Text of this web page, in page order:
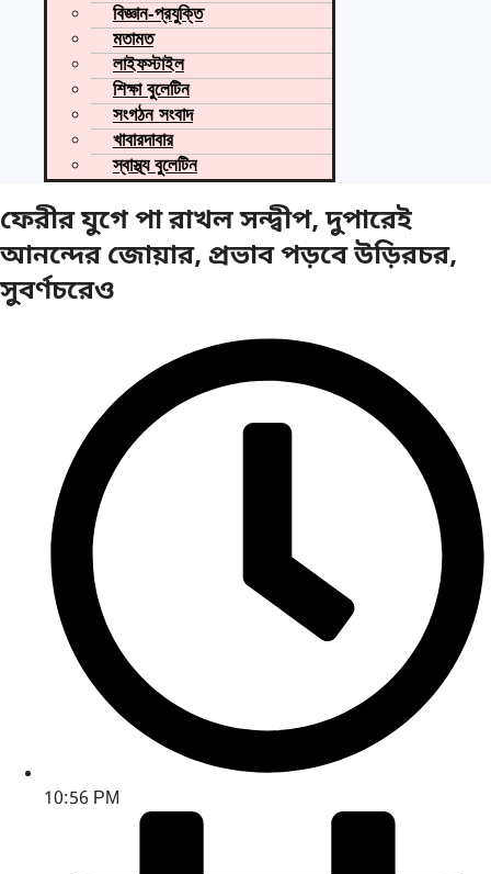
বিজ্ঞান-প্রযুক্তি
মতামত
লাইফস্টাইল
শিক্ষা বুলেটিন
সংগঠন সংবাদ
খাবারদাবার
স্বাস্থ্য বুলেটিন
ফেরীর যুগে পা রাখল সন্দ্বীপ, দুপারেই
আনন্দের জোয়ার, প্রভাব পড়বে উড়িরচর,
সুবর্ণচরেও
10:56 PM